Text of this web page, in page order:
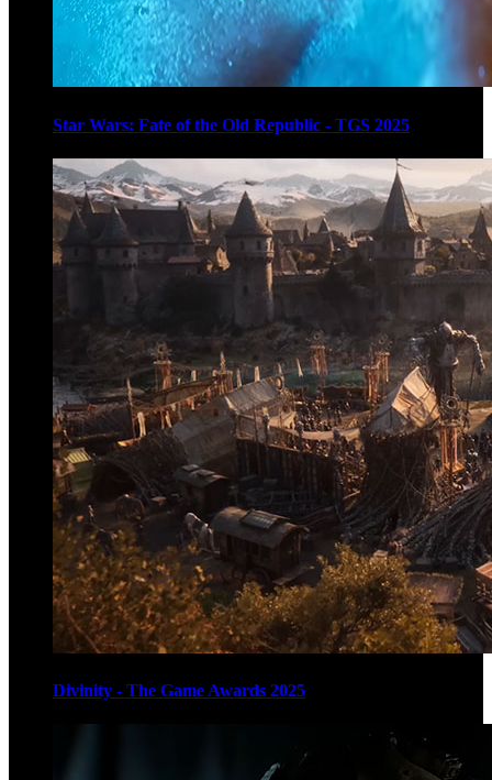
Star Wars: Fate of the Old Republic - TGS 2025
Divinity - The Game Awards 2025